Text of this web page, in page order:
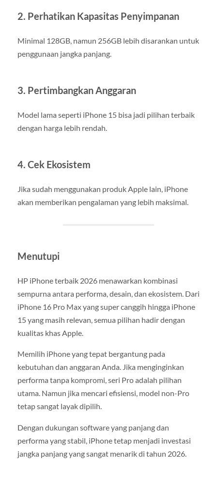
2. Perhatikan Kapasitas Penyimpanan
Minimal 128GB, namun 256GB lebih disarankan untuk
penggunaan jangka panjang.
3. Pertimbangkan Anggaran
Model lama seperti iPhone 15 bisa jadi pilihan terbaik
dengan harga lebih rendah.
4. Cek Ekosistem
Jika sudah menggunakan produk Apple lain, iPhone
akan memberikan pengalaman yang lebih maksimal.
Menutupi
HP iPhone terbaik 2026 menawarkan kombinasi
sempurna antara performa, desain, dan ekosistem. Dari
iPhone 16 Pro Max yang super canggih hingga iPhone
15 yang masih relevan, semua pilihan hadir dengan
kualitas khas Apple.
Memilih iPhone yang tepat bergantung pada
kebutuhan dan anggaran Anda. Jika menginginkan
performa tanpa kompromi, seri Pro adalah pilihan
utama. Namun jika mencari efisiensi, model non-Pro
tetap sangat layak dipilih.
Dengan dukungan software yang panjang dan
performa yang stabil, iPhone tetap menjadi investasi
jangka panjang yang sangat menarik di tahun 2026.